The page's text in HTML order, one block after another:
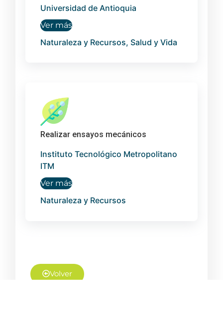
Universidad de Antioquia
Ver más
Naturaleza y Recursos, Salud y Vida
Realizar ensayos mecánicos
Instituto Tecnológico Metropolitano
ITM
Ver más
Naturaleza y Recursos
Volver